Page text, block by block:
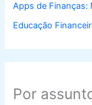
Apps de Finanças:
Educação
Por